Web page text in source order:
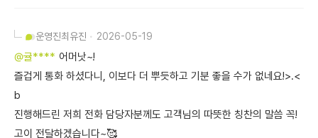
운영진최유진 2026-05-19
@귤**** 어머낫~!
즐겁게 통화 하셨다니, 이보다 더 뿌듯하고 기분 좋을 수가 없네요!>.<
b
진행해드린 저희 전화 담당자분께도 고객님의 따뜻한 칭찬의 말씀 꼭!
고이 전달하겠습니다~🥰